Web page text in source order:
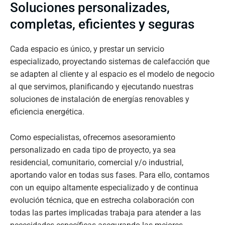
Soluciones personalizades,
completas, eficientes y seguras
Cada espacio es único, y prestar un servicio
especializado, proyectando sistemas de calefacción que
se adapten al cliente y al espacio es el modelo de negocio
al que servimos, planificando y ejecutando nuestras
soluciones de instalación de energías renovables y
eficiencia energética.
Como especialistas, ofrecemos asesoramiento
personalizado en cada tipo de proyecto, ya sea
residencial, comunitario, comercial y/o industrial,
aportando valor en todas sus fases. Para ello, contamos
con un equipo altamente especializado y de continua
evolución técnica, que en estrecha colaboración con
todas las partes implicadas trabaja para atender a las